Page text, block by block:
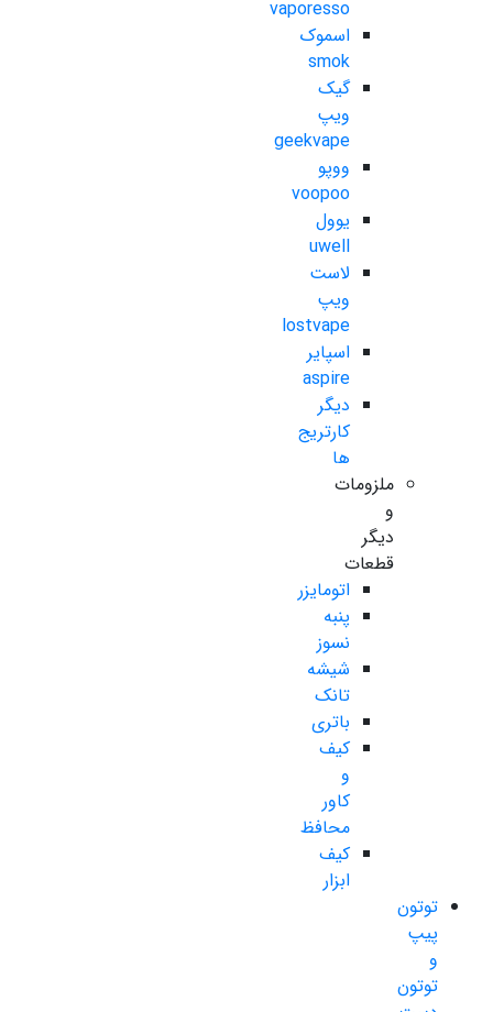
vaporesso
اسموک
smok
گیک
ویپ
geekvape
ووپو
voopoo
یوول
uwell
لاست
ویپ
lostvape
اسپایر
aspire
دیگر
کارتریج
ها
ملزومات
و
دیگر
قطعات
اتومایزر
پنبه
نسوز
شیشه
تانک
باتری
کیف
و
کاور
محافظ
کیف
ابزار
توتون
پیپ
و
توتون